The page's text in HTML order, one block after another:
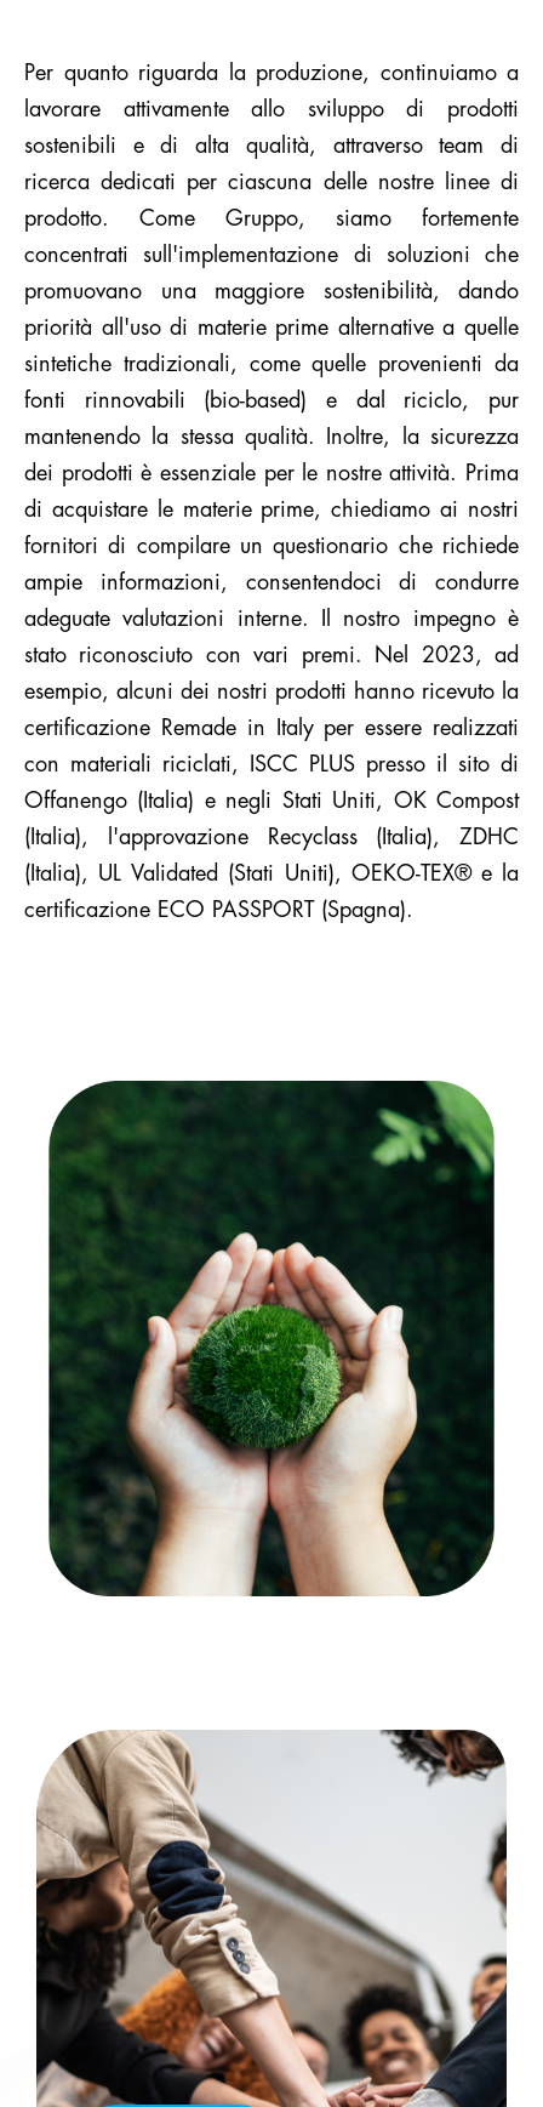
Per quanto riguarda la produzione, continuiamo a
lavorare attivamente allo sviluppo di prodotti
sostenibili e di alta qualità, attraverso team di
ricerca dedicati per ciascuna delle nostre linee di
prodotto. Come Gruppo, siamo fortemente
concentrati sull'implementazione di soluzioni che
promuovano una maggiore sostenibilità, dando
priorità all'uso di materie prime alternative a quelle
sintetiche tradizionali, come quelle provenienti da
fonti rinnovabili (bio-based) e dal riciclo, pur
mantenendo la stessa qualità. Inoltre, la sicurezza
dei prodotti è essenziale per le nostre attività. Prima
di acquistare le materie prime, chiediamo ai nostri
fornitori di compilare un questionario che richiede
ampie informazioni, consentendoci di condurre
adeguate valutazioni interne. Il nostro impegno è
stato riconosciuto con vari premi. Nel 2023, ad
esempio, alcuni dei nostri prodotti hanno ricevuto la
certificazione Remade in Italy per essere realizzati
con materiali riciclati, ISCC PLUS presso il sito di
Offanengo (Italia) e negli Stati Uniti, OK Compost
(Italia), l'approvazione Recyclass (Italia), ZDHC
(Italia), UL Validated (Stati Uniti), OEKO-TEX® e la
certificazione ECO PASSPORT (Spagna).